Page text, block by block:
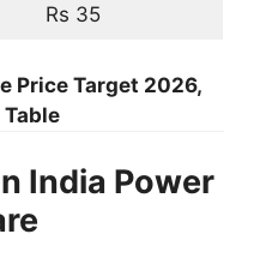
Rs 35
Price Target 2026,
India Power